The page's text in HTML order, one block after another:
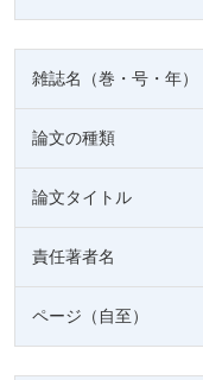
雑誌名（巻・号・年）
論文の種類
論文タイトル
責任著者名
ページ（自至）